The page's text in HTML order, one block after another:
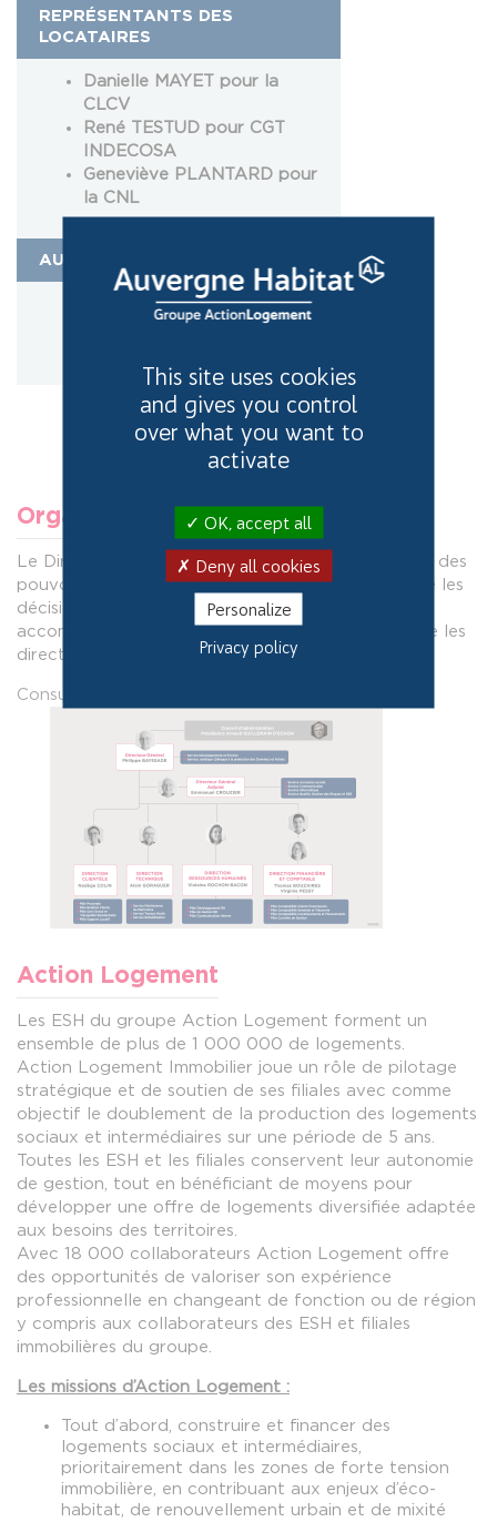
REPRÉSENTANTS DES
LOCATAIRES
Danielle MAYET pour la
CLCV
René TESTUD pour CGT
INDECOSA
Geneviève PLANTARD pour
la CNL
AUTRES MEMBRES
Thierry MARTIGNON pour
la Caisse d’Épargne
Organisation
Le Directeur Général, Philippe BAYSSADE, dispose des
pouvoirs les plus étendus afin de mettre en œuvre les
décisions du Conseil d’Administration. Il est
accompagné du Comité de direction qui rassemble les
directeurs d’Auvergne Habitat.
Consultez l’organigramme d’Auvergne Habitat
Action Logement
Les ESH du groupe Action Logement forment un
ensemble de plus de 1 000 000 de logements.
Action Logement Immobilier joue un rôle de pilotage
stratégique et de soutien de ses filiales avec comme
objectif le doublement de la production des logements
sociaux et intermédiaires sur une période de 5 ans.
Toutes les ESH et les filiales conservent leur autonomie
de gestion, tout en bénéficiant de moyens pour
développer une offre de logements diversifiée adaptée
aux besoins des territoires.
Avec 18 000 collaborateurs Action Logement offre
des opportunités de valoriser son expérience
professionnelle en changeant de fonction ou de région
y compris aux collaborateurs des ESH et filiales
immobilières du groupe.
Les missions d’Action Logement :
Tout d’abord, construire et financer des
logements sociaux et intermédiaires,
prioritairement dans les zones de forte tension
immobilière, en contribuant aux enjeux d’éco-
habitat, de renouvellement urbain et de mixité
This site uses cookies
and gives you control
over what you want to
activate
OK, accept all
Deny all cookies
Personalize
Privacy policy